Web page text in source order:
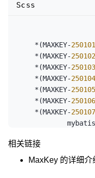
    *(MAXKEY-
250101
    *(MAXKEY-
250102
    *(MAXKEY-
250103
    *(MAXKEY-
250104
    *(MAXKEY-
250105
    *(MAXKEY-
250106
    *(MAXKEY-
250107
Scss
相关链接
MaxKey 的详细介